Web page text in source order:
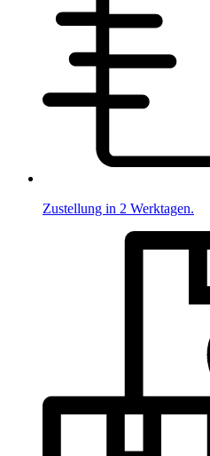
Zustellung in 2 Werktagen.